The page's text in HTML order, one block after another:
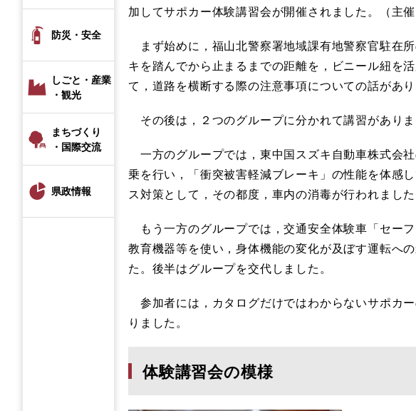
防災・安全
しごと・産業
・観光
まちづくり
・国際交流
県政情報
加してサポカー体験講習会が開催されました。（主
まず始めに，福山北警察署地域課有地警察官駐在
キを踏んでから止まるまでの距離を，ビニール紐を
て，道路を横断する際の注意事項についての話があり
その後は，２つのグループに分かれて講習がありま
一方のグループでは，東中国スズキ自動車株式会
乗を行い，「衝突被害軽減ブレーキ」の性能を体感
ス対策として，その都度，車内の消毒が行われました
もう一方のグループでは，交通安全体験車「セー
教育機器等を使い，身体機能の変化が及ぼす運転へ
た。後半はグループを交代しました。
参加者には，カタログだけではわからないサポカ
りました。
体験講習会の模様